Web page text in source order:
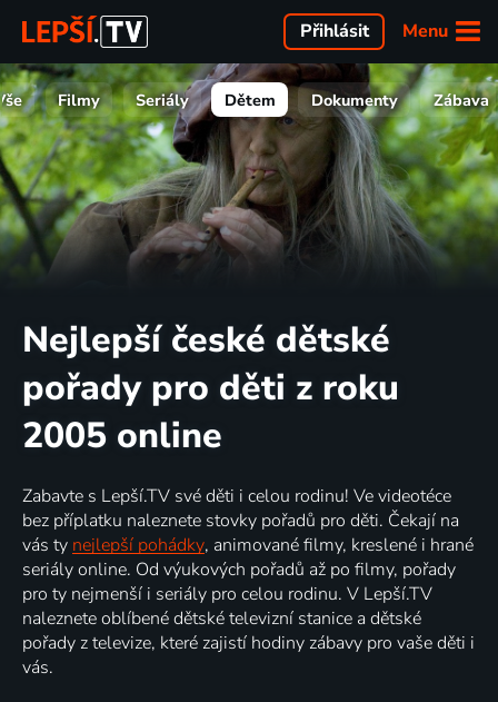
Menu
Přihlásit
Filmy Seriály Dětem Dokumenty Zábava
Nejlepší české dětské
pořady pro děti z roku
2005 online
Zabavte s Lepší.TV své děti i celou rodinu! Ve videotéce
bez příplatku naleznete stovky pořadů pro děti. Čekají na
vás ty nejlepší pohádky, animované filmy, kreslené i hrané
seriály online. Od výukových pořadů až po filmy, pořady
pro ty nejmenší i seriály pro celou rodinu. V Lepší.TV
naleznete oblíbené dětské televizní stanice a dětské
pořady z televize, které zajistí hodiny zábavy pro vaše děti i
vás.